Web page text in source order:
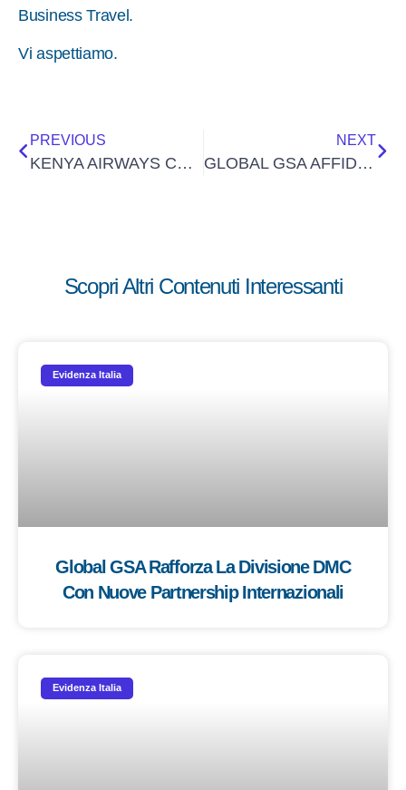
Business Travel.
Vi aspettiamo.
PREVIOUS
KENYA AIRWAYS CONQUISTA NUMEROSI PREMI AI WORLD TRAVEL AWARDS
NEXT
GLOBAL GSA AFFIDA LE NUOVE COPERTURE ASSICURATIVE ALLA JOINT VENTURE TRA INSURANCE TRAVEL E BORGHINI E COSSA
Scopri Altri Contenuti Interessanti
Evidenza Italia
Global GSA Rafforza La Divisione DMC
Con Nuove Partnership Internazionali
Evidenza Italia